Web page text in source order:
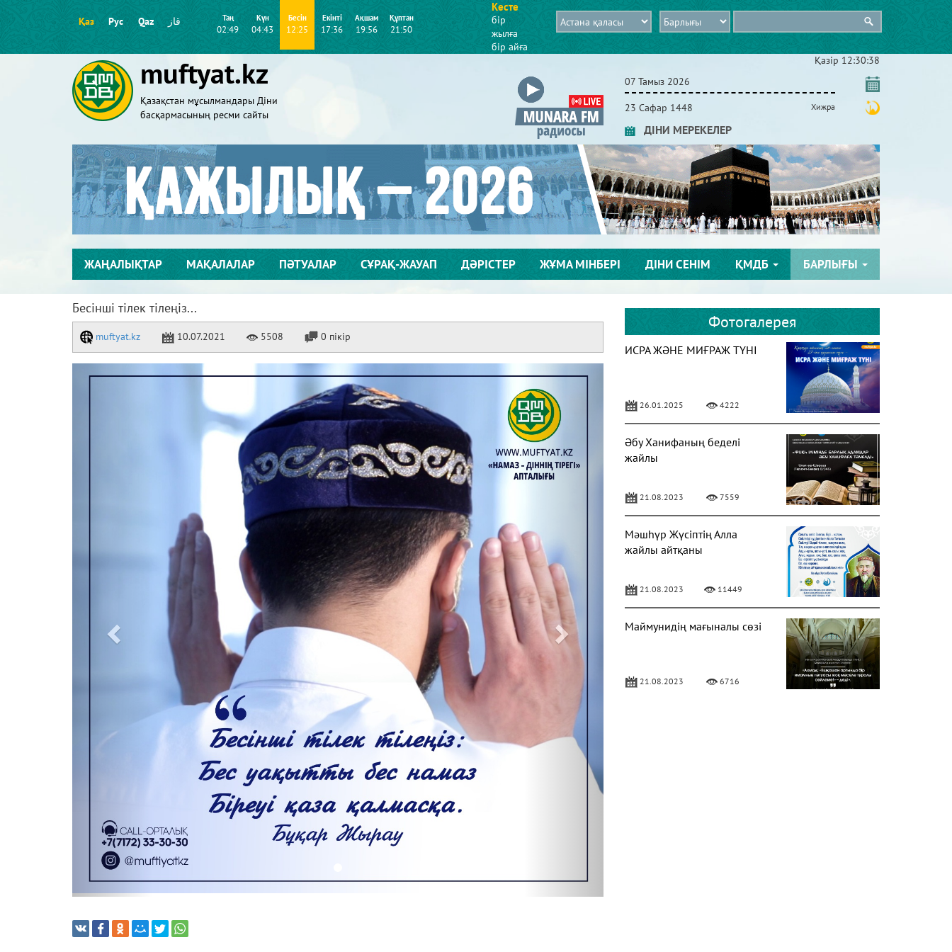
Қаз Рус Qaz قاز Таң
02:49
Күн
04:43
Бесін
12:25
Екінті
17:36
Ақшам
19:56
Құптан
21:50
Кесте
бір
жылға
бір айға
muftyat.kz
Қазақстан мұсылмандары Діни
басқармасының ресми сайты
Қазір 12:30:39
07 Тамыз 2026
23 Сафар 1448 Хижра
ДІНИ МЕРЕКЕЛЕР
ЖАҢАЛЫҚТАР МАҚАЛАЛАР ПӘТУАЛАР СҰРАҚ-ЖАУАП ДӘРІСТЕР ЖҰМА МІНБЕРІ ДІНИ СЕНІМ ҚМДБ БАРЛЫҒЫ
Бесінші тілек тілеңіз...
muftyat.kz 10.07.2021 5508 0 пікір
Previous Next
Фотогалерея
ИСРА ЖӘНЕ МИҒРАЖ ТҮНІ
26.01.2025 4222
Әбу Ханифаның беделі
жайлы
21.08.2023 7559
Мәшһүр Жүсіптің Алла
жайлы айтқаны
21.08.2023 11449
Маймунидің мағыналы сөзі
21.08.2023 6716